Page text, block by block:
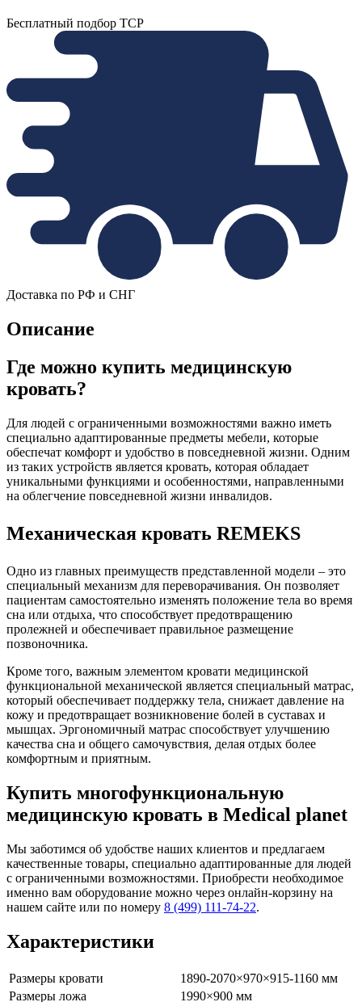
Бесплатный подбор ТСР
Доставка по РФ и СНГ
Описание
Где можно купить медицинскую
кровать?
Для людей с ограниченными возможностями важно иметь
специально адаптированные предметы мебели, которые
обеспечат комфорт и удобство в повседневной жизни. Одним
из таких устройств является кровать, которая обладает
уникальными функциями и особенностями, направленными
на облегчение повседневной жизни инвалидов.
Механическая кровать REMEKS
Одно из главных преимуществ представленной модели – это
специальный механизм для переворачивания. Он позволяет
пациентам самостоятельно изменять положение тела во время
сна или отдыха, что способствует предотвращению
пролежней и обеспечивает правильное размещение
позвоночника.
Кроме того, важным элементом кровати медицинской
функциональной механической является специальный матрас,
который обеспечивает поддержку тела, снижает давление на
кожу и предотвращает возникновение болей в суставах и
мышцах. Эргономичный матрас способствует улучшению
качества сна и общего самочувствия, делая отдых более
комфортным и приятным.
Купить многофункциональную
медицинскую кровать в Medical planet
Мы заботимся об удобстве наших клиентов и предлагаем
качественные товары, специально адаптированные для людей
с ограниченными возможностями. Приобрести необходимое
именно вам оборудование можно через онлайн-корзину на
нашем сайте или по номеру 8 (499) 111-74-22.
Характеристики
Размеры кровати
1890-2070×970×915-1160 мм
Размеры ложа
1990×900 мм